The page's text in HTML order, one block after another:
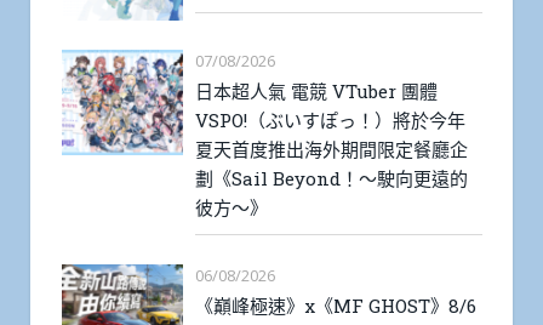
07/08/2026
日本超人氣 電競 VTuber 團體
VSPO!（ぶいすぽっ！）將於今年
夏天首度推出海外期間限定餐廳企
劃《Sail Beyond！～駛向更遠的
彼方～》
06/08/2026
《巔峰極速》x《MF GHOST》8/6